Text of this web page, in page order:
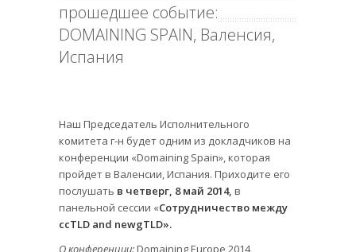
прошедшее событие:
DOMAINING SPAIN, Валенсия,
Испания
Наш Председатель Исполнительного
комитета г-н будет одним из докладчиков на
конференции «Domaining Spain», которая
пройдет в Валенсии, Испания. Приходите его
послушать в четверг, 8 май 2014, в
панельной сессии «Сотрудничество между
ccTLD and newgTLD».
О конференции:Domaining Europe 2014